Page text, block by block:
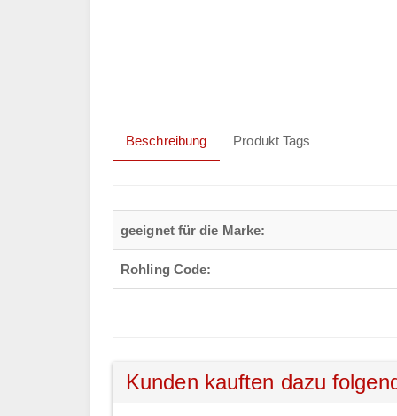
Beschreibung Produkt Tags
geeignet für die Marke:
Rohling Code:
Kunden kauften dazu